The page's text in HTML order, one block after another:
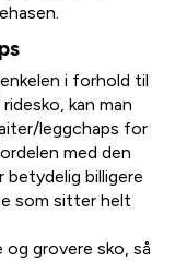
i forhold til
kan man
leggchaps for
med den
billigere
som sitter helt
grovere sko, så